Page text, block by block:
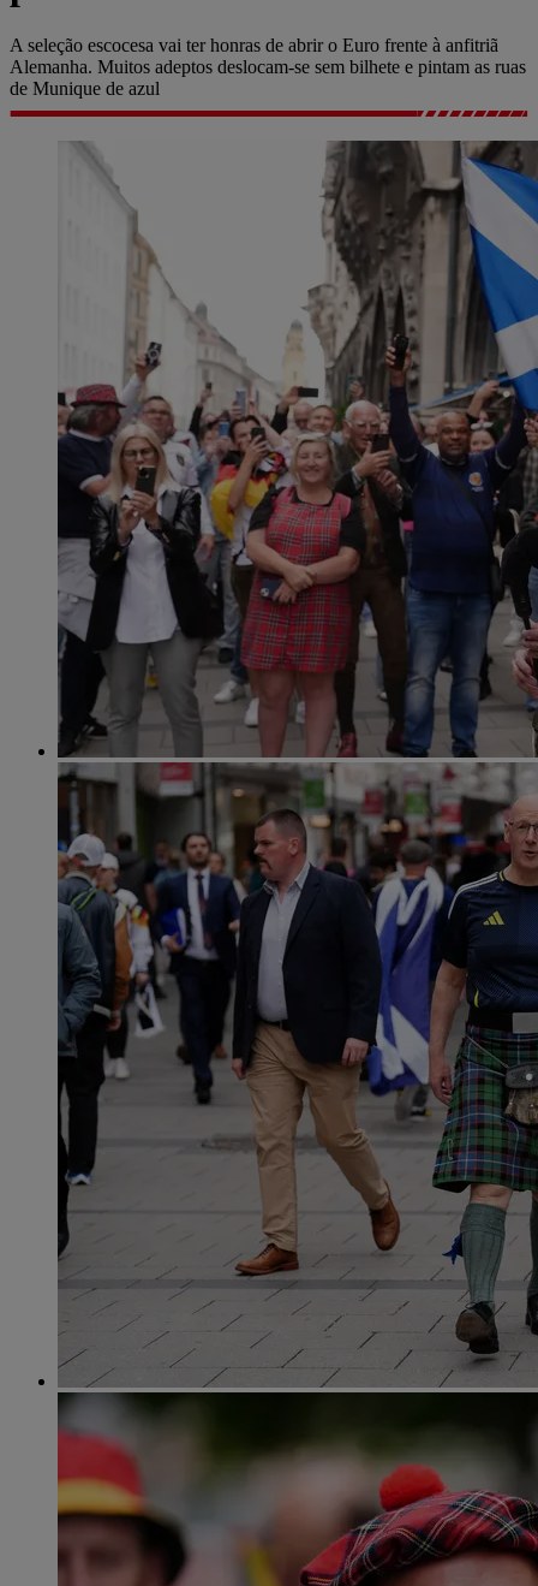
A seleção escocesa vai ter honras de abrir o Euro frente à anfitriã
Alemanha. Muitos adeptos deslocam-se sem bilhete e pintam as ruas
de Munique de azul